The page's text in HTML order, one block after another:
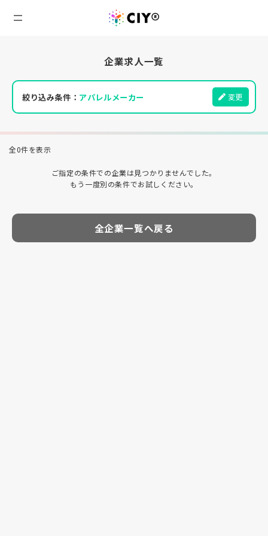
企業求人一覧
絞り込み条件： アパレルメーカー 変更
全0件を表示
ご指定の条件での企業は見つかりませんでした。
もう一度別の条件でお試しください。
全企業一覧へ戻る